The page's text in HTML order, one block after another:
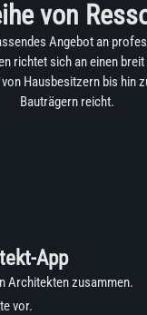
von
Angebot an
richtet sich an einen
Hausbesitzern bis hin
Bauträgern reicht.
App
Architekten zusammen.
vor.